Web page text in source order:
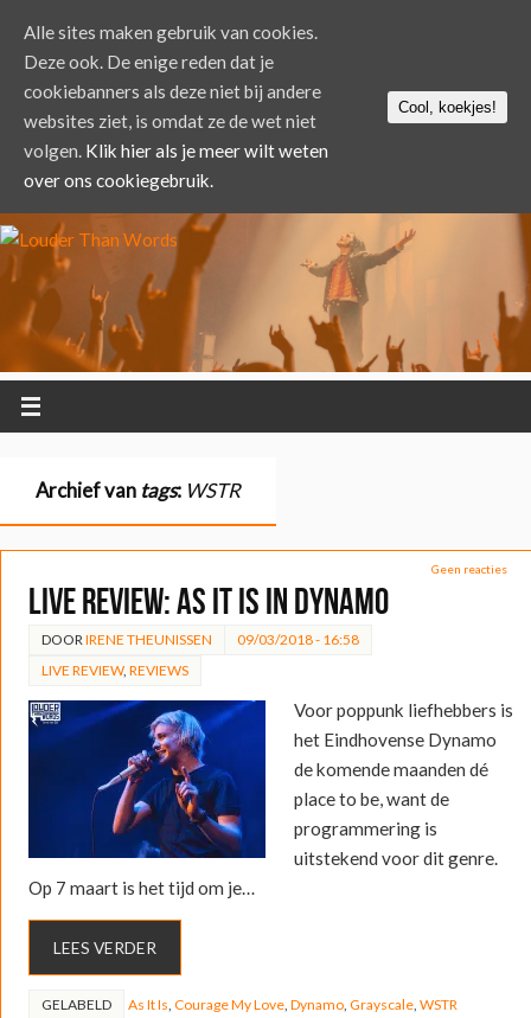
Archief van tags: WSTR
Geen reacties
LIVE REVIEW: As It Is in Dynamo
DOOR IRENE THEUNISSEN
09/03/2018 - 16:58
LIVE REVIEW, REVIEWS
Voor poppunk liefhebbers is
het Eindhovense Dynamo
de komende maanden dé
place to be, want de
programmering is
uitstekend voor dit genre.
Op 7 maart is het tijd om je…
LEES VERDER
GELABELD As It Is Courage My Love, Dynamo, Grayscale, WSTR
Alle sites maken gebruik van cookies.
Deze ook. De enige reden dat je
cookiebanners als deze niet bij andere
websites ziet, is omdat ze de wet niet
volgen. Klik hier als je meer wilt weten
over ons cookiegebruik.
Cool, koekjes!